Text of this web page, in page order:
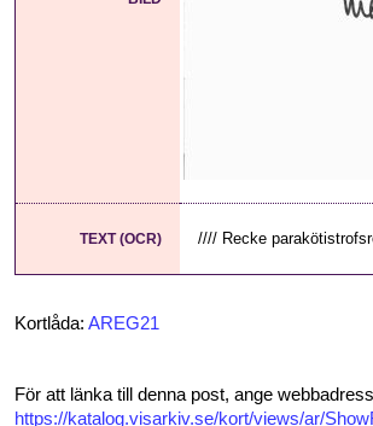
TEXT (OCR) //// Recke
Kortlåda: AREG21
För att länka till denna post, ange
https://katalog.visarkiv.se/kort/views/ar/